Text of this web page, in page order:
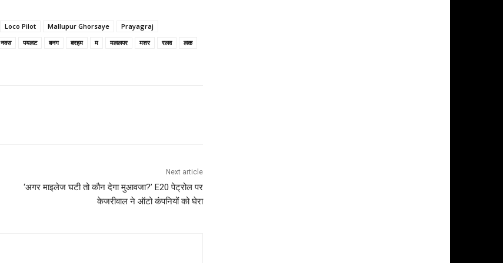
Loco Pilot Mallupur Ghorsaye
Prayagraj
नवस पयलट बनग बरहम म मललपर मशर रलव
लक
Next article
‘अगर माइलेज घटी तो कौन देगा मुआवजा?’ E20 पेट्रोल पर
केजरीवाल ने ऑटो कंपनियों को घेरा